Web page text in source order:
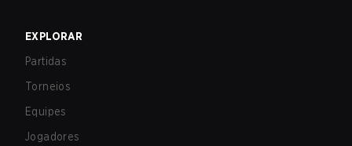
EXPLORAR
Partidas
Torneios
Equipes
Jogadores